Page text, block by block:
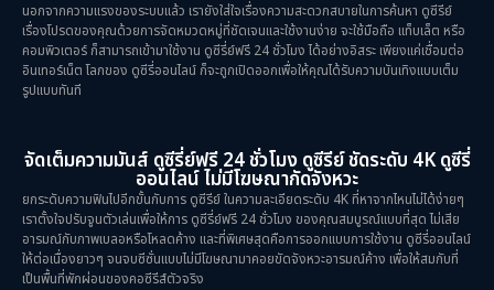
นอกจากความแรงของระบบแล้ว เรายังใส่ใจเรื่องความสะดวกสบายในการค้นหา ดูซีรีย์
เรื่องโปรดของคุณด้วยการจัดหมวดหมู่ที่ชัดเจนและใช้งานง่าย จะใช้มือถือ แท็บเล็ต หรือ
คอมพิวเตอร์ ก็สามารถเข้ามาใช้งาน ดูซีรี่ย์ฟรี 24 ชั่วโมง ได้อย่างอิสระ เพียงแค่เชื่อมต่อ
อินเทอร์เน็ต โลกของ ดูซีรี่ออนไลน์ ก็จะถูกเปิดออกเพื่อให้คุณได้รับความบันเทิงแบบเต็ม
รูปแบบทันที
จัดเต็มความมันส์ ดูซีรี่ย์ฟรี 24 ชั่วโมง ดูซีรีย์ ชัดระดับ 4K ดูซีรี่
ออนไลน์ ไม่มีโฆษณากัดจังหวะ
ยกระดับความฟินไปอีกขั้นกับการ ดูซีรีย์ ในความละเอียดระดับ 4K ที่หาจากไหนไม่ได้ง่ายๆ
เราตั้งใจปรับจูนตัวเล่นเพื่อให้การ ดูซีรี่ย์ฟรี 24 ชั่วโมง ของคุณสมบูรณ์แบบที่สุด ไม่เสีย
อารมณ์กับภาพเบลอหรือโหลดค้าง และที่พิเศษสุดคือการออกแบบการใช้งาน ดูซีรี่ออนไลน์
ให้ต่อเนื่องยาวๆ จนจบซีซั่นแบบไม่มีโฆษณามาคอยขัดจังหวะอารมณ์ค้าง เพื่อให้สมกับที่
เป็นพื้นที่พักผ่อนของคอซีรีส์ตัวจริง